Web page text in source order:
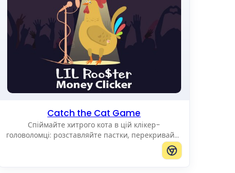
Catch the Cat Game
Спіймайте хитрого кота в цій клікер-
головоломці: розставляйте пастки, перекривайте
шлях і не дайте йому дістатися до краю поля.